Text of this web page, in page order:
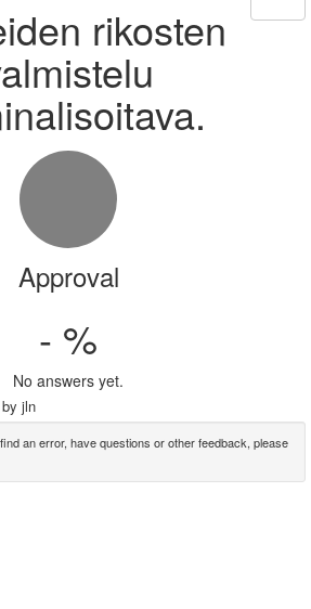
rikosten
Approval
- %
No answers yet.
by jln
an error, have questions or other feedback, please